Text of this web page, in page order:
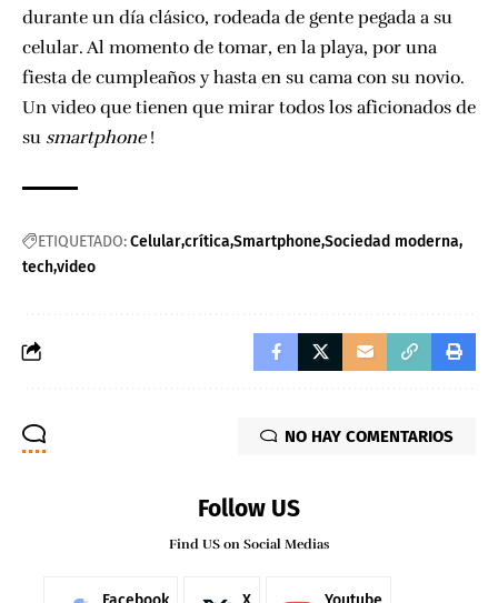
durante un día clásico, rodeada de gente pegada a su
celular. Al momento de tomar, en la playa, por una
fiesta de cumpleaños y hasta en su cama con su novio.
Un video que tienen que mirar todos los aficionados de
su smartphone!
ETIQUETADO:Celularcrítica SmartphoneSociedad moderna
techvideo
NO HAY COMENTARIOS
Follow US
Find US on Social Medias